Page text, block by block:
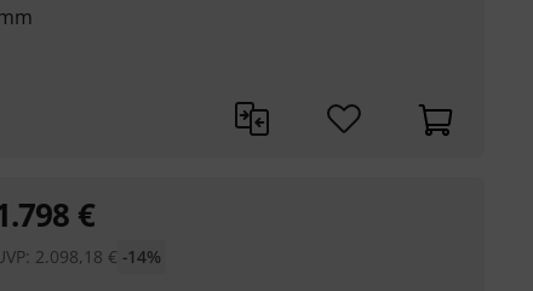
€
2.098,18 € -14%